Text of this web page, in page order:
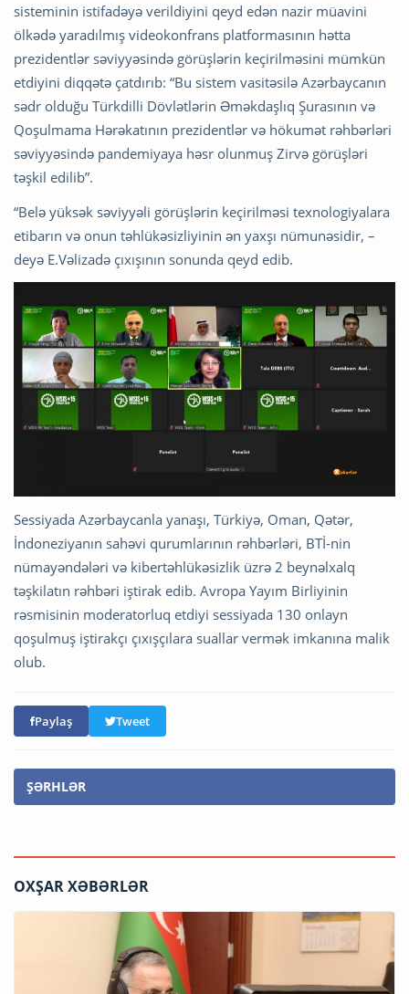
sisteminin istifadəyə verildiyini qeyd edən nazir müavini
ölkədə yaradılmış videokonfrans platformasının hətta
prezidentlər səviyyəsində görüşlərin keçirilməsini mümkün
etdiyini diqqətə çatdırıb: “Bu sistem vasitəsilə Azərbaycanın
sədr olduğu Türkdilli Dövlətlərin Əməkdaşlıq Şurasının və
Qoşulmama Hərəkatının prezidentlər və hökumət rəhbərləri
səviyyəsində pandemiyaya həsr olunmuş Zirvə görüşləri
təşkil edilib”.
“Belə yüksək səviyyəli görüşlərin keçirilməsi texnologiyalara
etibarın və onun təhlükəsizliyinin ən yaxşı nümunəsidir, –
deyə E.Vəlizadə çıxışının sonunda qeyd edib.
Sessiyada Azərbaycanla yanaşı, Türkiyə, Oman, Qətər,
İndoneziyanın sahəvi qurumlarının rəhbərləri, BTİ-nin
nümayəndələri və kibertəhlükəsizlik üzrə 2 beynəlxalq
təşkilatın rəhbəri iştirak edib. Avropa Yayım Birliyinin
rəsmisinin moderatorluq etdiyi sessiyada 130 onlayn
qoşulmuş iştirakçı çıxışçılara suallar vermək imkanına malik
olub.
Paylaş Tweet
ŞƏRHLƏR
OXŞAR XƏBƏRLƏR